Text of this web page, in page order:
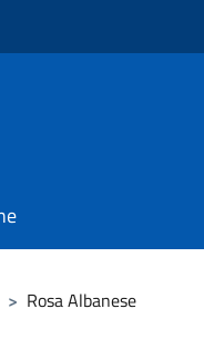
> Rosa Albanese